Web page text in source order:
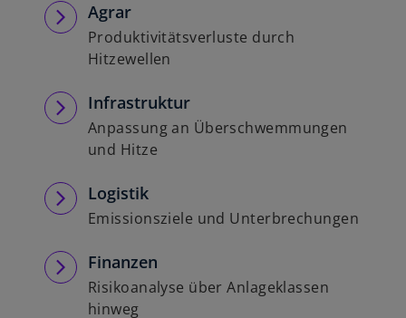
e
t
ö
n
Agrar
Produktivitätsverluste durch
Hitzewellen
Infrastruktur
Anpassung an Überschwemmungen
und Hitze
Logistik
Emissionsziele und Unterbrechungen
Finanzen
Risikoanalyse über Anlageklassen
hinweg